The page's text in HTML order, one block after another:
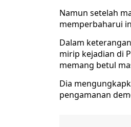
Namun setelah
memperbaharui
Dalam
mirip kejadian di
memang betul
Dia
pengamanan